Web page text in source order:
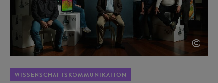
©
WISSENSCHAFTSKOMMUNIKATION